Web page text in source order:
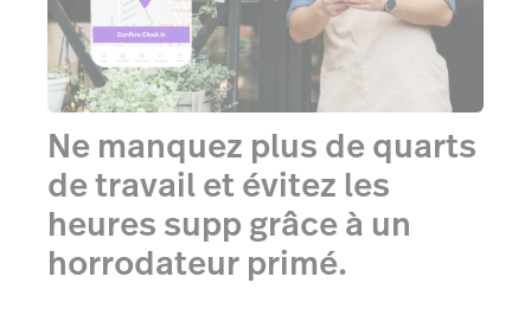
Ne manquez plus de quarts
de travail et évitez les
heures supp grâce à un
horrodateur primé.